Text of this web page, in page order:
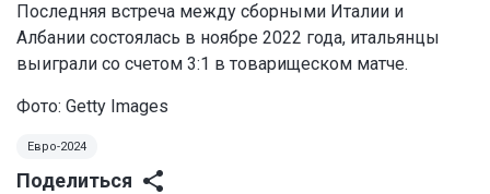
Последняя встреча между сборными Италии и
Албании состоялась в ноябре 2022 года, итальянцы
выиграли со счетом 3:1 в товарищеском матче.
Фото: Getty Images
Евро-2024
Поделиться